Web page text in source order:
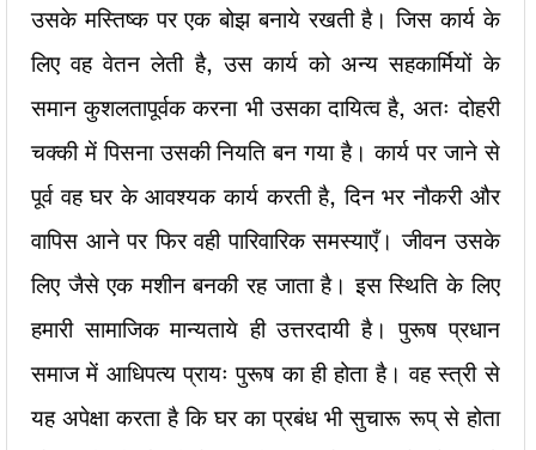
उसके मस्तिष्क पर एक बोझ बनाये रखती है। जिस कार्य के
लिए वह वेतन लेती है, उस कार्य को अन्य सहकार्मियों के
समान कुशलतापूर्वक करना भी उसका दायित्व है, अतः दोहरी
चक्की में पिसना उसकी नियति बन गया है। कार्य पर जाने से
पूर्व वह घर के आवश्यक कार्य करती है, दिन भर नौकरी और
वापिस आने पर फिर वही पारिवारिक समस्याएँ। जीवन उसके
लिए जैसे एक मशीन बनकी रह जाता है। इस स्थिति के लिए
हमारी सामाजिक मान्यताये ही उत्तरदायी है। पुरूष प्रधान
समाज में आधिपत्य प्रायः पुरूष का ही होता है। वह स्त्री से
यह अपेक्षा करता है कि घर का प्रबंध भी सुचारू रूप् से होता